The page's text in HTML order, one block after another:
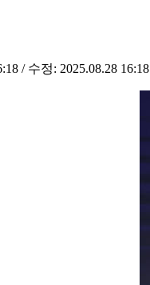
/ 수정: 2025.08.28 16:18